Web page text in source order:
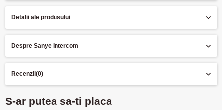
Detalii ale produsului
Despre Sanye Intercom
Recenzii(0)
S-ar putea sa-ti placa